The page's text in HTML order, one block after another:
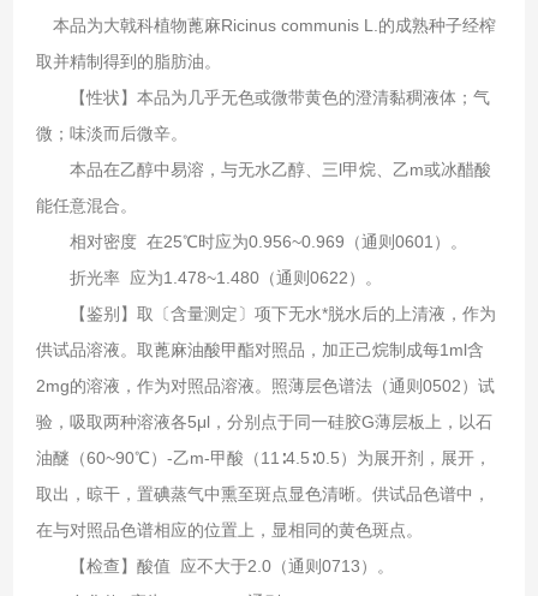
本品为大戟科植物蓖麻Ricinus communis L.的成熟种子经榨
取并精制得到的脂肪油。
【性状】本品为几乎无色或微带黄色的澄清黏稠液体；气
微；味淡而后微辛。
本品在乙醇中易溶，与无水乙醇、三l甲烷、乙m或冰醋酸
能任意混合。
相对密度 在25℃时应为0.956~0.969（通则0601）。
折光率 应为1.478~1.480（通则0622）。
【鉴别】取〔含量测定〕项下无水*脱水后的上清液，作为
供试品溶液。取蓖麻油酸甲酯对照品，加正己烷制成每1ml含
2mg的溶液，作为对照品溶液。照薄层色谱法（通则0502）试
验，吸取两种溶液各5μl，分别点于同一硅胶G薄层板上，以石
油醚（60~90℃）-乙m-甲酸（11∶4.5∶0.5）为展开剂，展开，
取出，晾干，置碘蒸气中熏至斑点显色清晰。供试品色谱中，
在与对照品色谱相应的位置上，显相同的黄色斑点。
【检查】酸值 应不大于2.0（通则0713）。